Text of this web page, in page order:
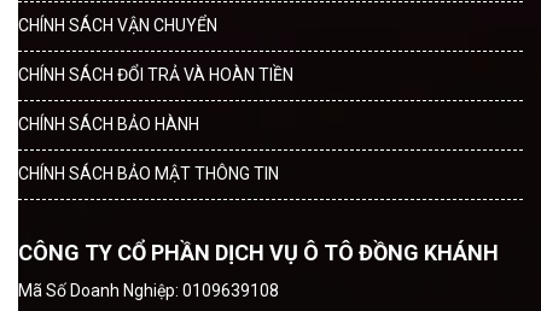
CHÍNH SÁCH VẬN CHUYỂN
CHÍNH SÁCH ĐỔI TRẢ VÀ HOÀN TIỀN
CHÍNH SÁCH BẢO HÀNH
CHÍNH SÁCH BẢO MẬT THÔNG TIN
CÔNG TY CỔ PHẦN DỊCH VỤ Ô TÔ ĐỒNG KHÁNH
Mã Số Doanh Nghiệp: 0109639108